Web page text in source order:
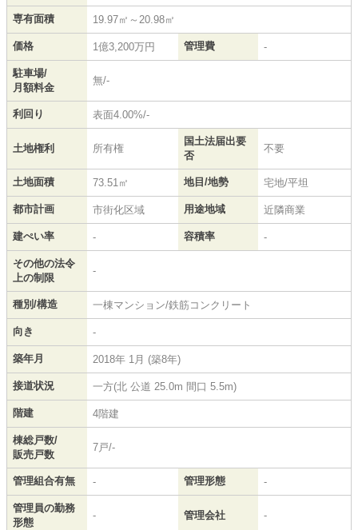
専有面積 19.97㎡～20.98㎡
価格 1億3,200万円 管理費 -
駐車場/
月額料金
無/-
利回り 表面4.00%/-
土地権利 所有権
国土法届出要
否
不要
土地面積 73.51㎡ 地目/地勢 宅地/平坦
都市計画 市街化区域 用途地域 近隣商業
建ぺい率 - 容積率 -
その他の法令
上の制限
-
種別/構造 一棟マンション/鉄筋コンクリート
向き -
築年月 2018年 1月 (築8年)
接道状況 一方(北 公道 25.0m 間口 5.5m)
階建 4階建
棟総戸数/
販売戸数
7戸/-
管理組合有無 - 管理形態 -
管理員の勤務
形態
- 管理会社 -